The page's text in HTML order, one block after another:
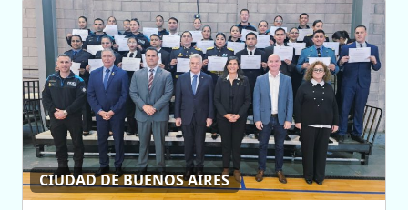
CIUDAD DE BUENOS AIRES